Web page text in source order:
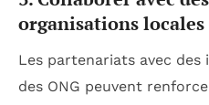
organisations locales
Les partenariats avec
des ONG peuvent